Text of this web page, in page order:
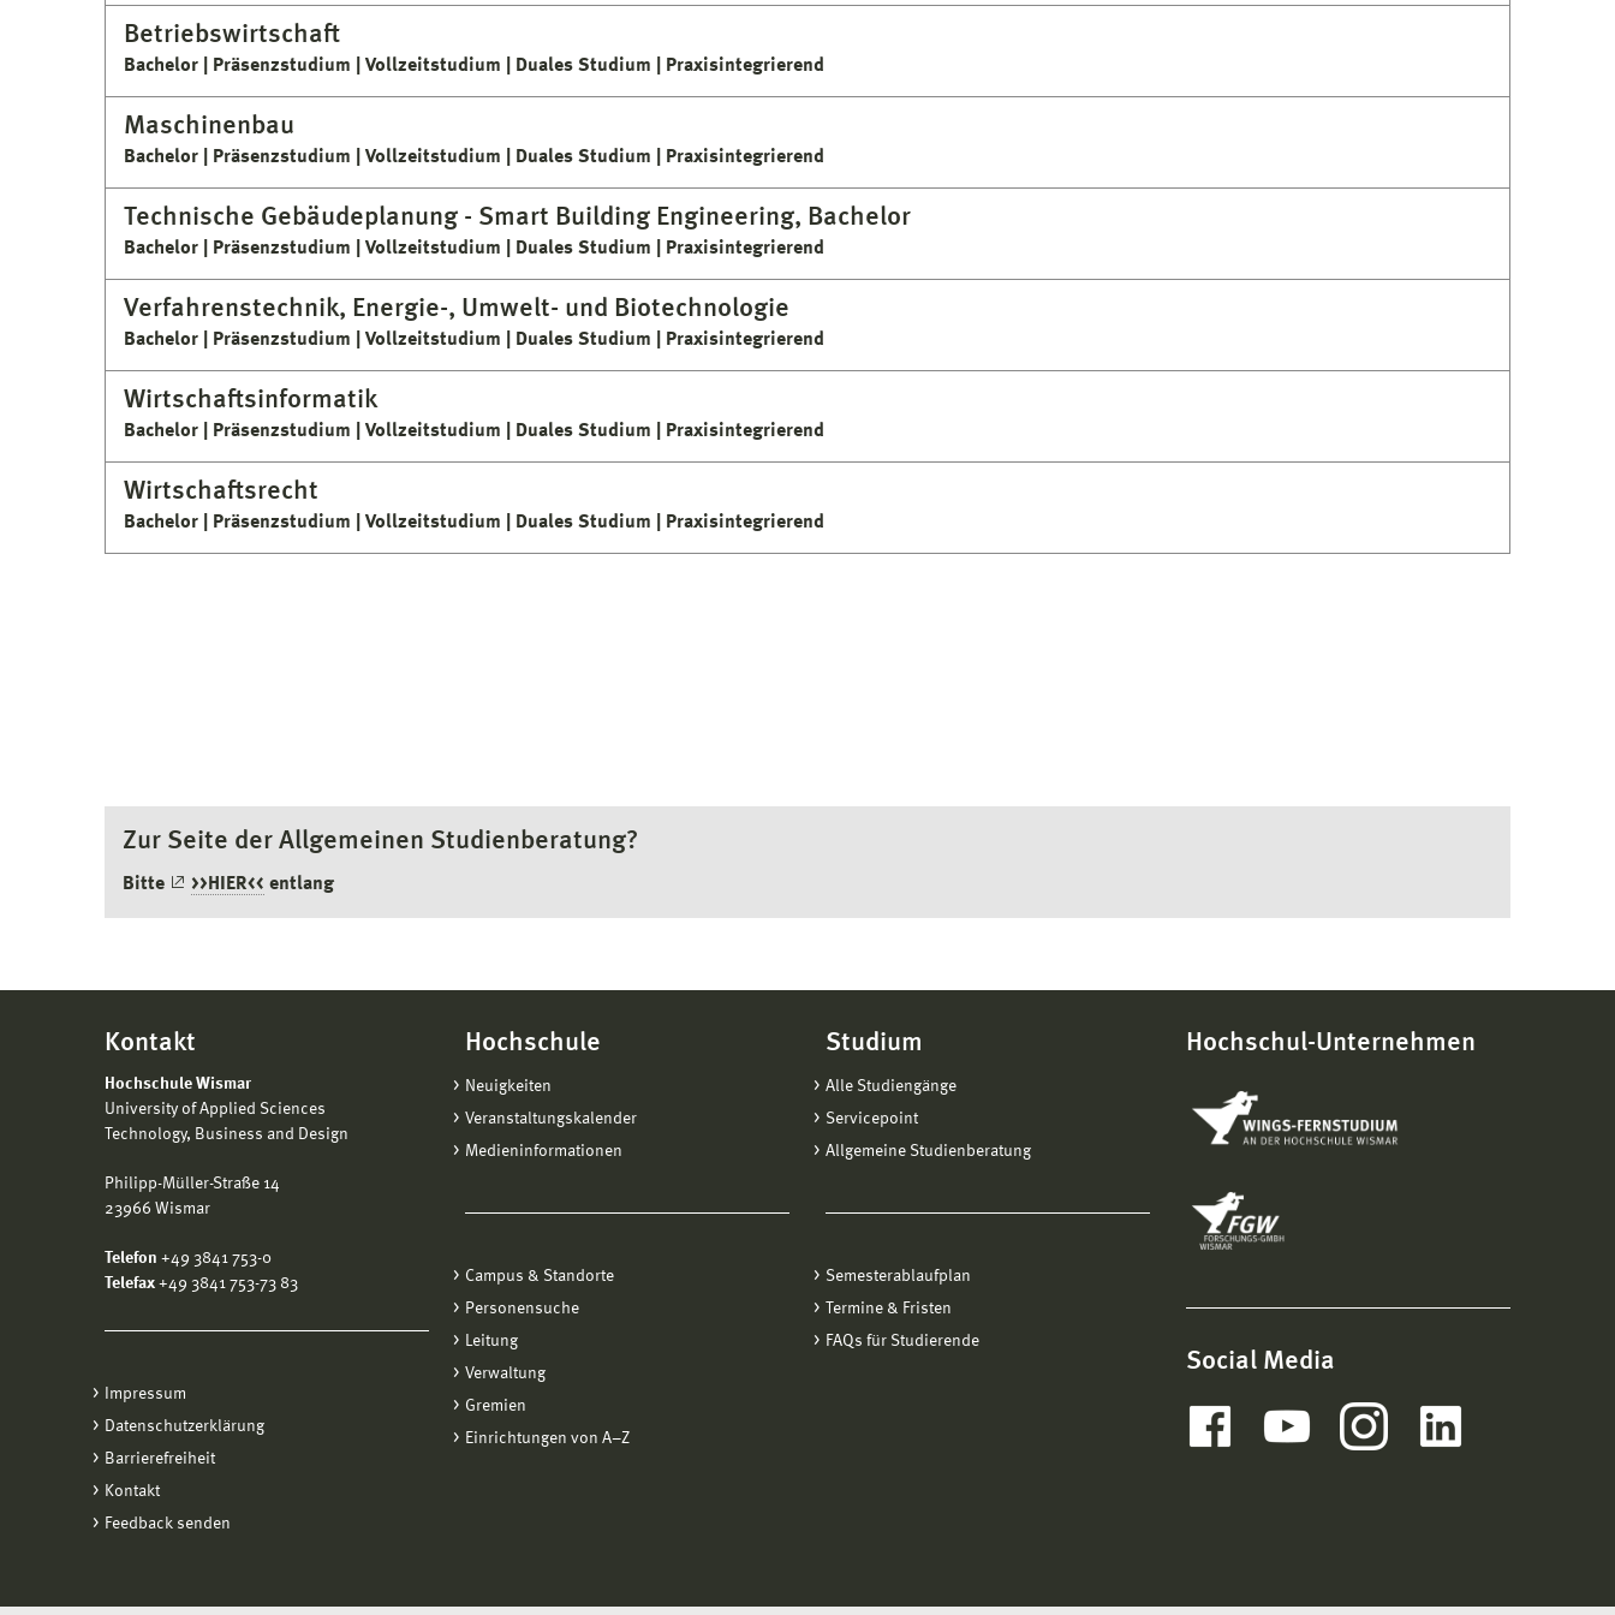
Betriebswirtschaft
Bachelor Präsenzstudium Vollzeitstudium Duales Studium Praxisintegrierend
Maschinenbau
Bachelor Präsenzstudium Vollzeitstudium Duales Studium Praxisintegrierend
Technische Gebäudeplanung - Smart Building Engineering, Bachelor
Bachelor Präsenzstudium Vollzeitstudium Duales Studium Praxisintegrierend
Verfahrenstechnik, Energie-, Umwelt- und Biotechnologie
Bachelor Präsenzstudium Vollzeitstudium Duales Studium Praxisintegrierend
Wirtschaftsinformatik
Bachelor Präsenzstudium Vollzeitstudium Duales Studium Praxisintegrierend
Wirtschaftsrecht
Bachelor Präsenzstudium Vollzeitstudium Duales Studium Praxisintegrierend
Zur Seite der Allgemeinen Studienberatung?
Bitte >>HIER<< entlang
Kontakt
Hochschule Wismar
University of Applied Sciences
Technology, Business and Design
Philipp-Müller-Straße 14
23966 Wismar
Telefon +49 3841 753-0
Telefax +49 3841 753-73 83
Impressum
Datenschutzerklärung
Barrierefreiheit
Kontakt
Feedback senden
Hochschule
Neuigkeiten
Veranstaltungskalender
Medieninformationen
Campus & Standorte
Personensuche
Leitung
Verwaltung
Gremien
Einrichtungen von A−Z
Studium
Alle Studiengänge
Servicepoint
Allgemeine Studienberatung
Semesterablaufplan
Termine & Fristen
FAQs für Studierende
Hochschul-Unternehmen
Social Media